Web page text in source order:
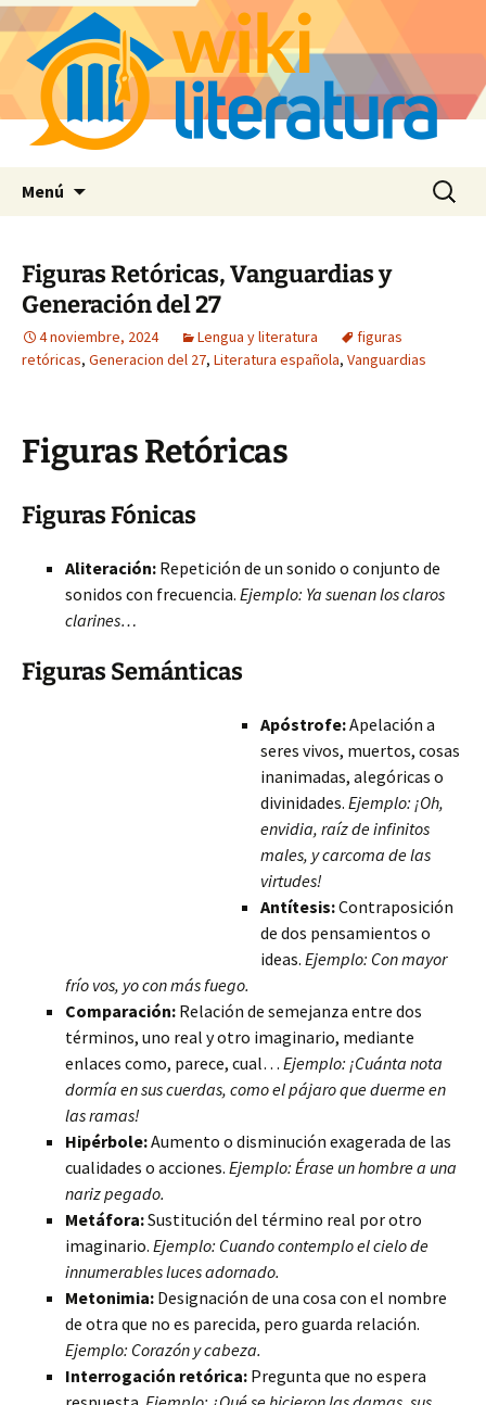
Menú Buscar:
Figuras Retóricas, Vanguardias y
Generación del 27
4 noviembre, 2024 Lengua y literatura
figuras
retóricas, Generacion del 27, Literatura española, Vanguardias
Figuras Retóricas
Figuras Fónicas
Aliteración: Repetición de un sonido o conjunto de
sonidos con frecuencia. Ejemplo: Ya suenan los claros
clarines…
Figuras Semánticas
Apóstrofe:Apelación a
seres vivos, muertos, cosas
inanimadas, alegóricas o
divinidades. Ejemplo: ¡Oh,
envidia, raíz de infinitos
males, y carcoma de las
virtudes!
Antítesis:Contraposición
de dos pensamientos o
ideas. Ejemplo: Con mayor
frío vos, yo con más fuego.
Comparación: Relación de semejanza entre dos
términos, uno real y otro imaginario, mediante
enlaces como, parece, cual… Ejemplo: ¡Cuánta nota
dormía en sus cuerdas, como el pájaro que duerme en
las ramas!
Hipérbole:Aumento o disminución exagerada de las
cualidades o acciones. Ejemplo: Érase un hombre a una
nariz pegado.
Metáfora:Sustitución del término real por otro
imaginario. Ejemplo: Cuando contemplo el cielo de
innumerables luces adornado.
Metonimia: Designación de una cosa con el nombre
de otra que no es parecida, pero guarda relación.
Ejemplo: Corazón y cabeza.
Interrogación retórica: Pregunta que no espera